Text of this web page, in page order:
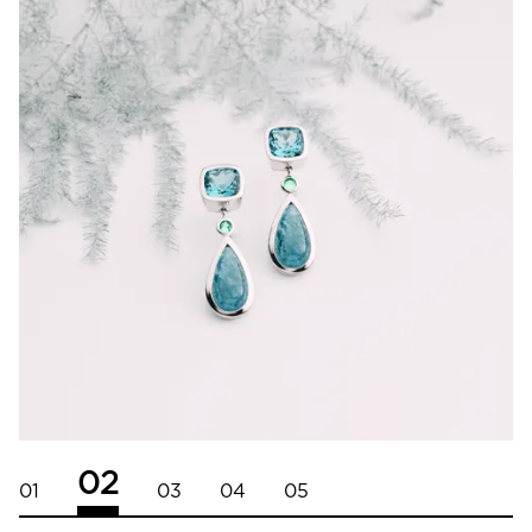
01 02 03 04 05